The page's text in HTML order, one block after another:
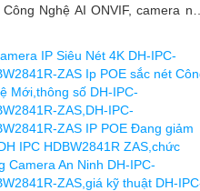
Nghệ AI ONVIF, camera này
một cách thông minh, tối ưu hóa
suất của hệ thống